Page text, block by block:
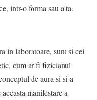
intr-o forma sau alta.
in laboratoare, sunt si cei
cum ar fi fizicianul
de aura si si-a
manifestare a